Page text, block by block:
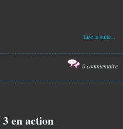
Lire la suite...
0 commentaire
en action